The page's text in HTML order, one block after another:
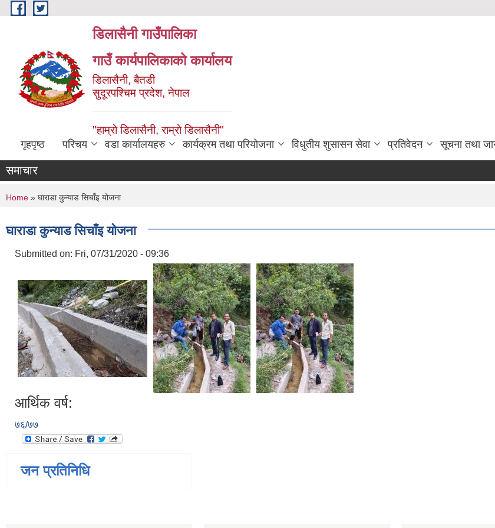
Skip to main content
डिलासैनी गाउँपालिका
गाउँ कार्यपालिकाको कार्यालय
डिलासैनी, बैतडी
सुदूरपश्चिम प्रदेश, नेपाल
"हाम्राे डिलासैनी, राम्राे डिलासैनी"
गृहपृष्ठ परिचय वडा कार्यालयहरु कार्यक्रम तथा परियोजना विधुतीय शुसासन सेवा प्रतिवेदन सूचना तथा
समाचार
You are here
Home » घाराडा कुन्याड सिचाँइ योजना
घाराडा कुन्याड सिचाँइ योजना
Submitted on: Fri, 07/31/2020 - 09:36
आर्थिक वर्ष:
७६/७७
जन प्रतिनिधि